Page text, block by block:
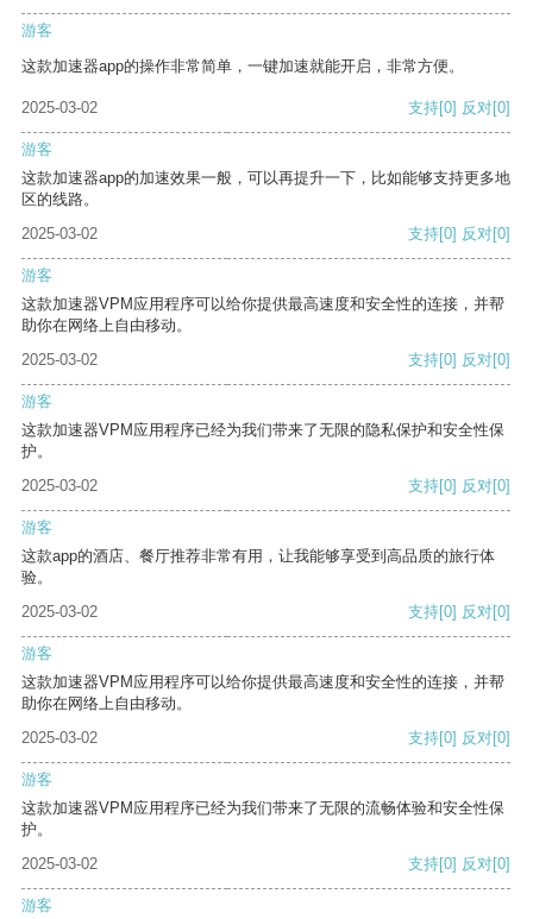
游客
这款加速器app的操作非常简单，一键加速就能开启，非常方便。
2025-03-02 支持[0] 反对[0]
游客
这款加速器app的加速效果一般，可以再提升一下，比如能够支持更多地
区的线路。
2025-03-02
支持[0] 反对[0]
游客
这款加速器VPM应用程序可以给你提供最高速度和安全性的连接，并帮
助你在网络上自由移动。
2025-03-02
支持[0] 反对[0]
游客
这款加速器VPM应用程序已经为我们带来了无限的隐私保护和安全性保
护。
2025-03-02
支持[0] 反对[0]
游客
这款app的酒店、餐厅推荐非常有用，让我能够享受到高品质的旅行体
验。
2025-03-02
支持[0] 反对[0]
游客
这款加速器VPM应用程序可以给你提供最高速度和安全性的连接，并帮
助你在网络上自由移动。
2025-03-02
支持[0] 反对[0]
游客
这款加速器VPM应用程序已经为我们带来了无限的流畅体验和安全性保
护。
2025-03-02
支持[0] 反对[0]
游客